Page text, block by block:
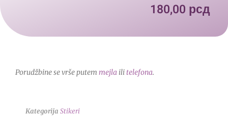
180,00 рсд
Porudžbine se vrše putem mejla ilitelefona.
Kategorija Stikeri